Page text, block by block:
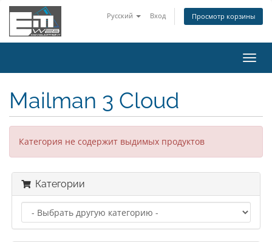
Русский Вход Просмотр корзины
Mailman 3 Cloud
Категория не содержит выдимых продуктов
Категории